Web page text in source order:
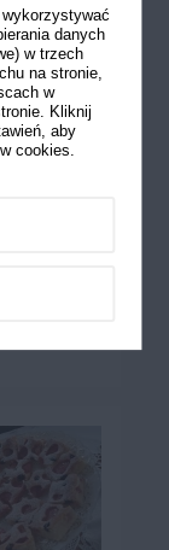
mam
danych
w trzech
na stronie,
w
Kliknij
aby
cookies.